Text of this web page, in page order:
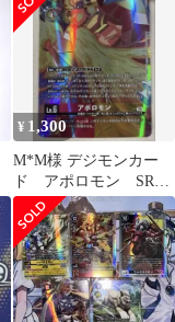
¥ 1,300
M*M様 デジモンカー
ド アポロモン SRパ
ラレル